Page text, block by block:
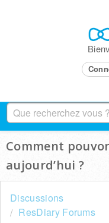
Comment
aujourd’hui ?
Discussions
ResDiary Forums